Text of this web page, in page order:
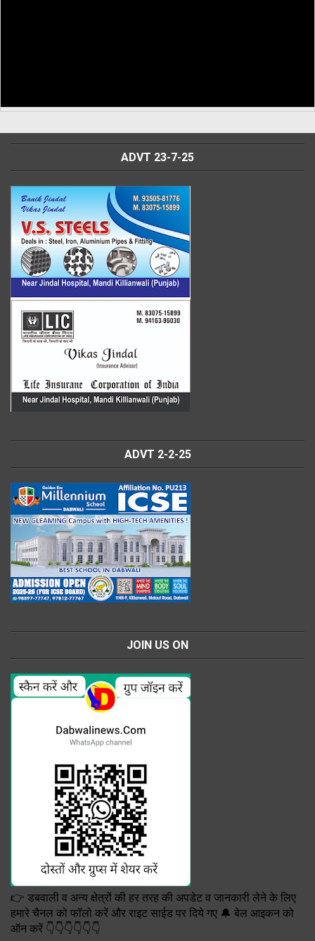
ADVT 23-7-25
ADVT 2-2-25
JOIN US ON
👉 डबवाली व अन्य क्षेत्रों की हर तरह की अपडेट व जानकारी लेने के लिए
हमारे चैनल को फॉलो करें और राइट साईड पर दिये गए 🔔 बेल आइकन को
ऑन करें 👇👇👇👇👇👇